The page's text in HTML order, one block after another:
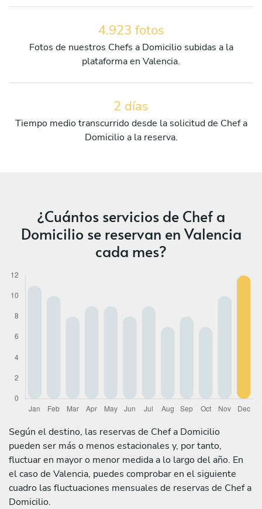
4.923 fotos
Fotos de nuestros Chefs a Domicilio subidas a la
plataforma en Valencia.
2 días
Tiempo medio transcurrido desde la solicitud de Chef a
Domicilio a la reserva.
¿Cuántos servicios de Chef a
Domicilio se reservan en Valencia
cada mes?
Según el destino, las reservas de Chef a Domicilio
pueden ser más o menos estacionales y, por tanto,
fluctuar en mayor o menor medida a lo largo del año. En
el caso de Valencia, puedes comprobar en el siguiente
cuadro las fluctuaciones mensuales de reservas de Chef a
Domicilio.